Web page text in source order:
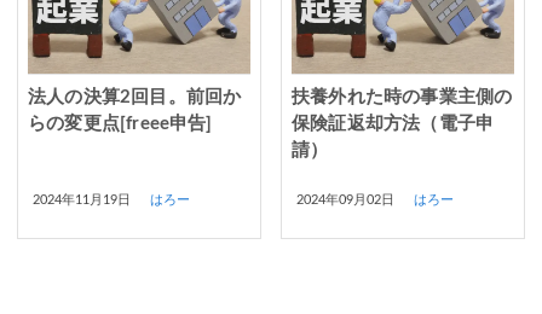
法人の決算2回目。前回か
らの変更点[freee申告]
2024年11月19日 はろー
扶養外れた時の事業主側の
保険証返却方法（電子申
請）
2024年09月02日 はろー